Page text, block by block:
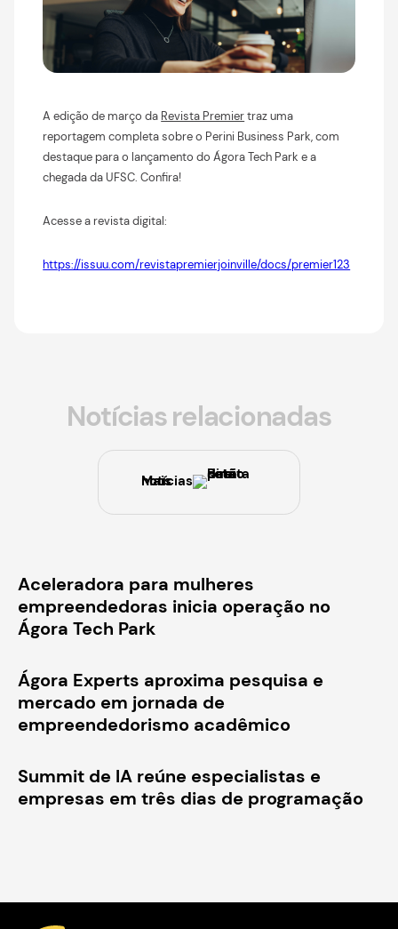
A edição de março da Revista Premiertraz uma
reportagem completa sobre o Perini Business Park, com
destaque para o lançamento do Ágora Tech Park e a
chegada da UFSC. Confira!
Acesse a revista digital:
https://issuu.com/revistapremierjoinville/docs/premier123
Notícias relacionadas
Mais notícias
Aceleradora para mulheres
empreendedoras inicia operação no
Ágora Tech Park
Ágora Experts aproxima pesquisa e
mercado em jornada de
empreendedorismo acadêmico
Summit de IA reúne especialistas e
empresas em três dias de programação